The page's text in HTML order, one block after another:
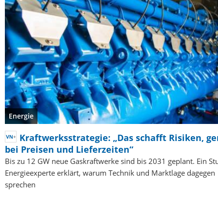
Energie
Kraftwerksstrategie: „Das schafft Risiken,
bei Preisen und Lieferzeiten“
Bis zu 12 GW neue Gaskraftwerke sind bis 2031 geplant. Ein
Energieexperte erklärt, warum Technik und Marktlage dagegen
sprechen